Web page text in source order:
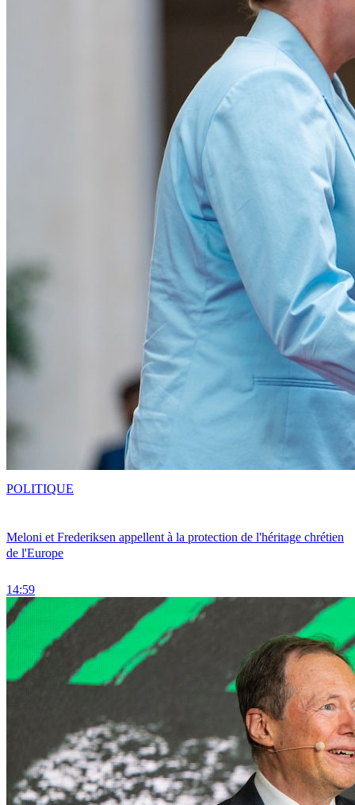
Meloni et Frederiksen appellent à la protection de l'héritage chrétien
de l'Europe
14:59
POLITIQUE